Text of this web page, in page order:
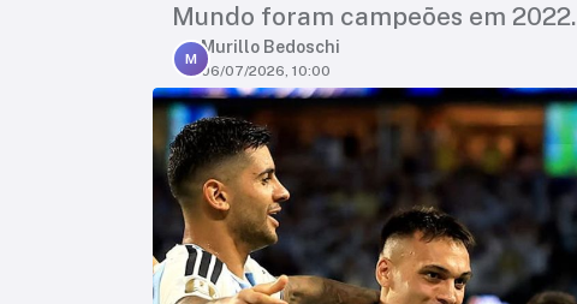
Mundo foram campeões em 2022.
M
Murillo Bedoschi
06/07/2026, 10:00